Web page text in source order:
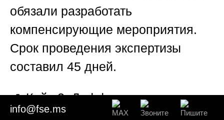
обязали разработать
компенсирующие мероприятия.
Срок проведения экспертизы
составил 45 дней.
🌊 Кейс 2: Дифференциальная
просадка ленточного фундамента
info@fse.ms